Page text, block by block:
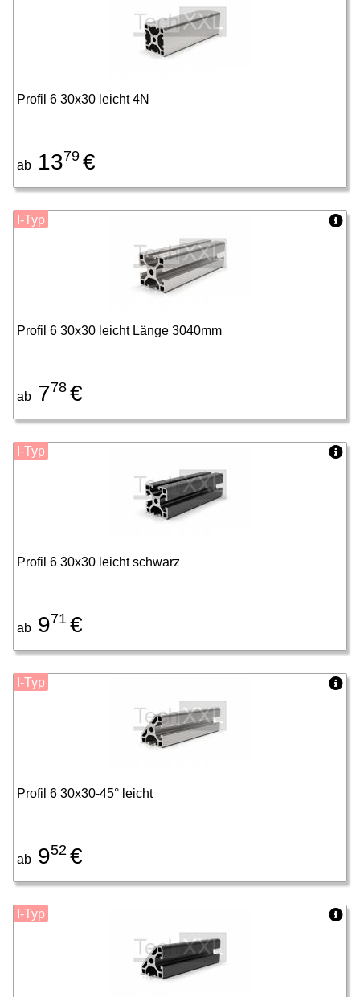
Profil 6 30x30 leicht 4N
ab 1379 €
Profil 6 30x30 leicht Länge 3040mm
ab 778 €
I-Typ
Profil 6 30x30 leicht schwarz
ab 971 €
I-Typ
Profil 6 30x30-45° leicht
ab 952 €
I-Typ
I-Typ